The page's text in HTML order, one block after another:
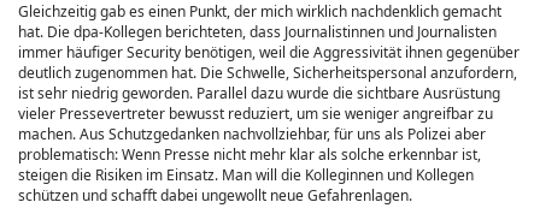
Gleichzeitig gab es einen Punkt, der mich wirklich nachdenklich gemacht
hat. Die dpa-Kollegen berichteten, dass Journalistinnen und Journalisten
immer häufiger Security benötigen, weil die Aggressivität ihnen gegenüber
deutlich zugenommen hat. Die Schwelle, Sicherheitspersonal anzufordern,
ist sehr niedrig geworden. Parallel dazu wurde die sichtbare Ausrüstung
vieler Pressevertreter bewusst reduziert, um sie weniger angreifbar zu
machen. Aus Schutzgedanken nachvollziehbar, für uns als Polizei aber
problematisch: Wenn Presse nicht mehr klar als solche erkennbar ist,
steigen die Risiken im Einsatz. Man will die Kolleginnen und Kollegen
schützen und schafft dabei ungewollt neue Gefahrenlagen.